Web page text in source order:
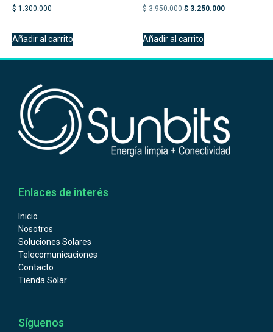
$ 1.300.000
Añadir al carrito
$3.950.000 $ 3.250.000
Añadir al carrito
Enlaces de interés
Inicio
Nosotros
Soluciones Solares
Telecomunicaciones
Contacto
Tienda Solar
Síguenos